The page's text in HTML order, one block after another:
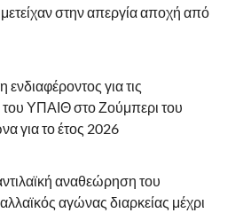
στην απεργία αποχή από
για τις
ΥΠΑΙΘ στο Ζούμπερι του
για το έτος 2026
αναθεώρηση του
αγώνας διαρκείας μέχρι